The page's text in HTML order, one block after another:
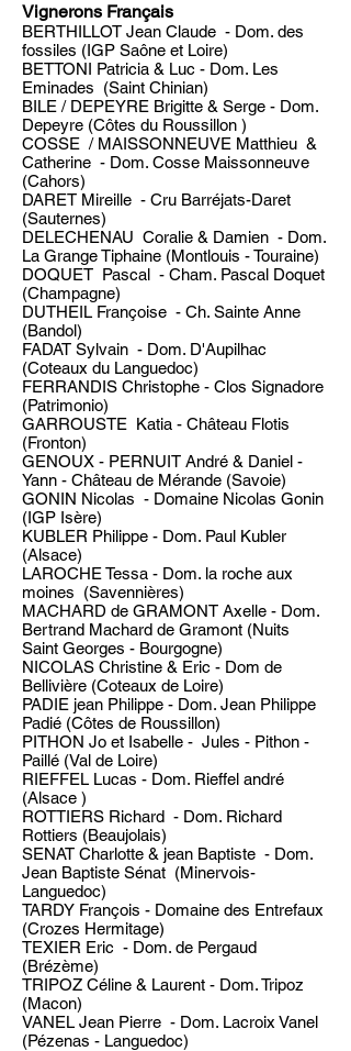
Vignerons Français
BERTHILLOT Jean Claude - Dom. des
fossiles (IGP Saône et Loire)
BETTONI Patricia & Luc - Dom. Les
Eminades (Saint Chinian)
BILE / DEPEYRE Brigitte & Serge - Dom.
Depeyre (Côtes du Roussillon )
COSSE / MAISSONNEUVE Matthieu &
Catherine - Dom. Cosse Maissonneuve
(Cahors)
DARET Mireille - Cru Barréjats-Daret
(Sauternes)
DELECHENAU Coralie & Damien - Dom.
La Grange Tiphaine (Montlouis - Touraine)
DOQUET Pascal - Cham. Pascal Doquet
(Champagne)
DUTHEIL Françoise - Ch. Sainte Anne
(Bandol)
FADAT Sylvain - Dom. D'Aupilhac
(Coteaux du Languedoc)
FERRANDIS Christophe - Clos Signadore
(Patrimonio)
GARROUSTE Katia - Château Flotis
(Fronton)
GENOUX - PERNUIT André & Daniel -
Yann - Château de Mérande (Savoie)
GONIN Nicolas - Domaine Nicolas Gonin
(IGP Isère)
KUBLER Philippe - Dom. Paul Kubler
(Alsace)
LAROCHE Tessa - Dom. la roche aux
moines (Savennières)
MACHARD de GRAMONT Axelle - Dom.
Bertrand Machard de Gramont (Nuits
Saint Georges - Bourgogne)
NICOLAS Christine & Eric - Dom de
Bellivière (Coteaux de Loire)
PADIE jean Philippe - Dom. Jean Philippe
Padié (Côtes de Roussillon)
PITHON Jo et Isabelle - Jules - Pithon -
Paillé (Val de Loire)
RIEFFEL Lucas - Dom. Rieffel andré
(Alsace )
ROTTIERS Richard - Dom. Richard
Rottiers (Beaujolais)
SENAT Charlotte & jean Baptiste - Dom.
Jean Baptiste Sénat (Minervois-
Languedoc)
TARDY François - Domaine des Entrefaux
(Crozes Hermitage)
TEXIER Eric - Dom. de Pergaud
(Brézème)
TRIPOZ Céline & Laurent - Dom. Tripoz
(Macon)
VANEL Jean Pierre - Dom. Lacroix Vanel
(Pézenas - Languedoc)